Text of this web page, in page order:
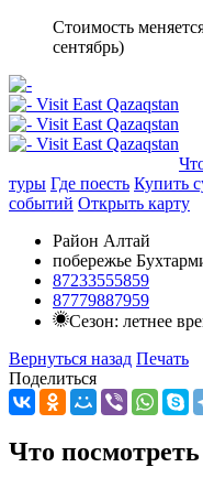
Стоимость
сентябрь)
туры Где поесть Купить
событий Открыть карту
Район Алтай
побережье
87233555859
87779887959
Сезон: летнее
Вернуться назад Печать
Поделиться
Что